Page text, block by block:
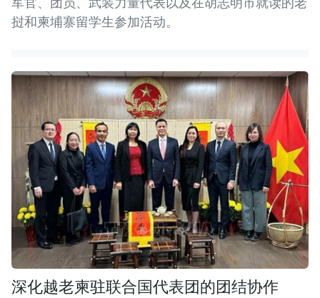
挝和柬埔寨留学生参加活动。
深化越老柬驻联合国代表团的团结协作